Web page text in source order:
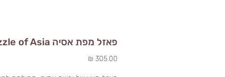
פאזל מפת אסיה Puzzle of Asia